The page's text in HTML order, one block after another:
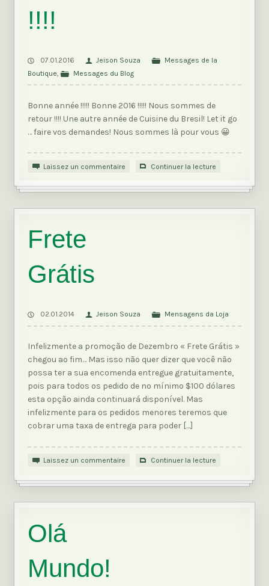
!!!!
07.01.2016 Jeison Souza
Messages de la
Boutique , Messages du Blog
Bonne année !!!!! Bonne 2016 !!!!! Nous sommes de
retour !!!! Une autre année de Cuisine du Bresil! Let it go
… faire vos demandes! Nous sommes là pour vous 😀
Laissez un commentaire Continuer la lecture
Frete
Grátis
02.01.2014 Jeison Souza Mensagens da Loja
Infelizmente a promoção de Dezembro « Frete Grátis »
chegou ao fim… Mas isso não quer dizer que você não
possa ter a sua encomenda entregue gratuitamente,
pois para todos os pedido de no mínimo $100 dólares
esta opção ainda continuará disponível. Mas
infelizmente para os pedidos menores teremos que
cobrar uma taxa de entrega para poder […]
Laissez un commentaire Continuer la lecture
Olá
Mundo!